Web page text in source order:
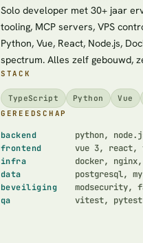
Solo developer met 30+ jaar
tooling, MCP servers, VPS
Python, Vue, React, Node.js,
spectrum. Alles zelf gebouwd,
STACK
TypeScript Python Vue
GEREEDSCHAP
backend python,
frontend vue 3, react,
infra docker,
data postgresql,
beveiliging modsecurity,
qa vitest,